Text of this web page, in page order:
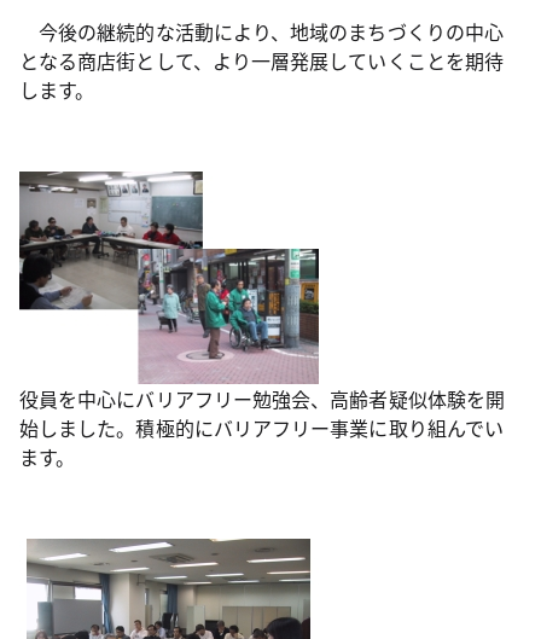
今後の継続的な活動により、地域のまちづくりの中心
となる商店街として、より一層発展していくことを期待
します。
役員を中心にバリアフリー勉強会、高齢者疑似体験を開
始しました。積極的にバリアフリー事業に取り組んでい
ます。